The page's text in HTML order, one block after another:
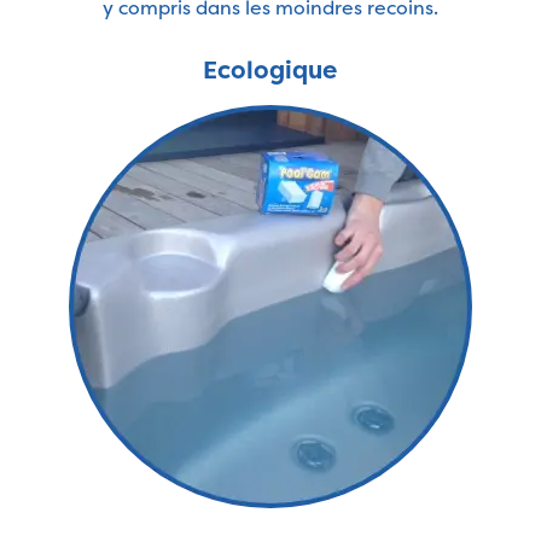
y compris dans les moindres recoins.
Ecologique